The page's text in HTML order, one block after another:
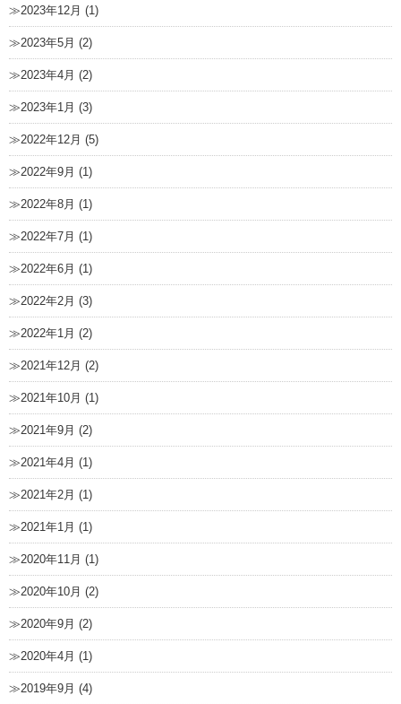
2023年12月 (1)
2023年5月 (2)
2023年4月 (2)
2023年1月 (3)
2022年12月 (5)
2022年9月 (1)
2022年8月 (1)
2022年7月 (1)
2022年6月 (1)
2022年2月 (3)
2022年1月 (2)
2021年12月 (2)
2021年10月 (1)
2021年9月 (2)
2021年4月 (1)
2021年2月 (1)
2021年1月 (1)
2020年11月 (1)
2020年10月 (2)
2020年9月 (2)
2020年4月 (1)
2019年9月 (4)